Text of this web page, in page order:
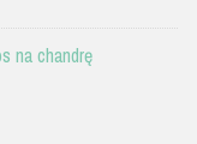
na chandrę